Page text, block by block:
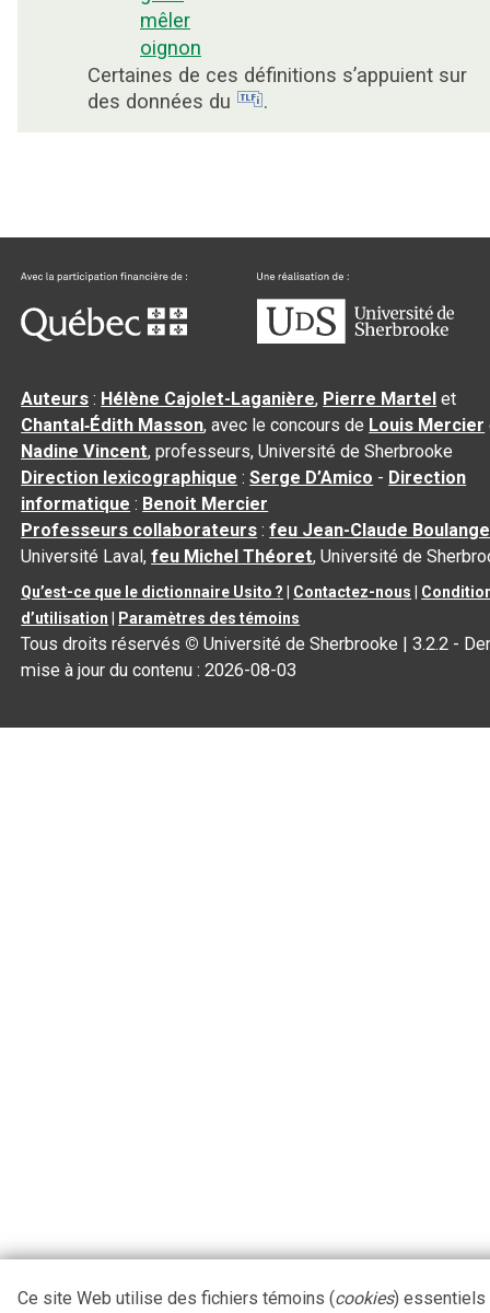
mêler
oignon
Certaines de ces définitions s’appuient sur
des données du
.
Auteurs : Hélène Cajolet-Laganière, Pierre Martel et
Chantal‑Édith Masson, avec le concours de Louis Mercier
Nadine Vincent, professeurs, Université de Sherbrooke
Direction lexicographique :Serge D’Amico - Direction
informatique : Benoit Mercier
Professeurs collaborateurs :feu Jean-Claude
Université Laval,feu Michel Théoret, Université de
Qu’est-ce que le dictionnaire Usito ? Contactez-nous
d’utilisation
Paramètres des témoins
Tous droits réservés © Université de Sherbrooke |3.2.2 -
mise à jour du contenu :2026-08-03
Ce site Web utilise des fichiers témoins (cookies) essentiels